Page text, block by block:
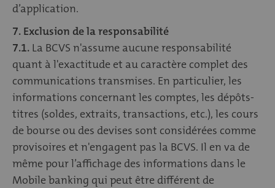
d’application.
7. Exclusion de la responsabilité
7.1. La BCVS n'assume aucune responsabilité
quant à l'exactitude et au caractère complet des
communications transmises. En particulier, les
informations concernant les comptes, les dépôts-
titres (soldes, extraits, transactions, etc.), les cours
de bourse ou des devises sont considérées comme
provisoires et n'engagent pas la BCVS. Il en va de
même pour l’affichage des informations dans le
Mobile banking qui peut être différent de